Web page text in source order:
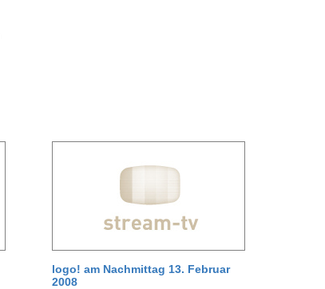
logo! am Nachmittag 13. Februar
2008